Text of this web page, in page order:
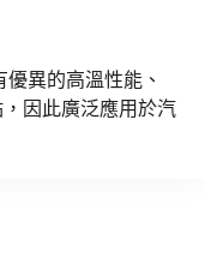
異的高溫性能、
因此廣泛應用於汽